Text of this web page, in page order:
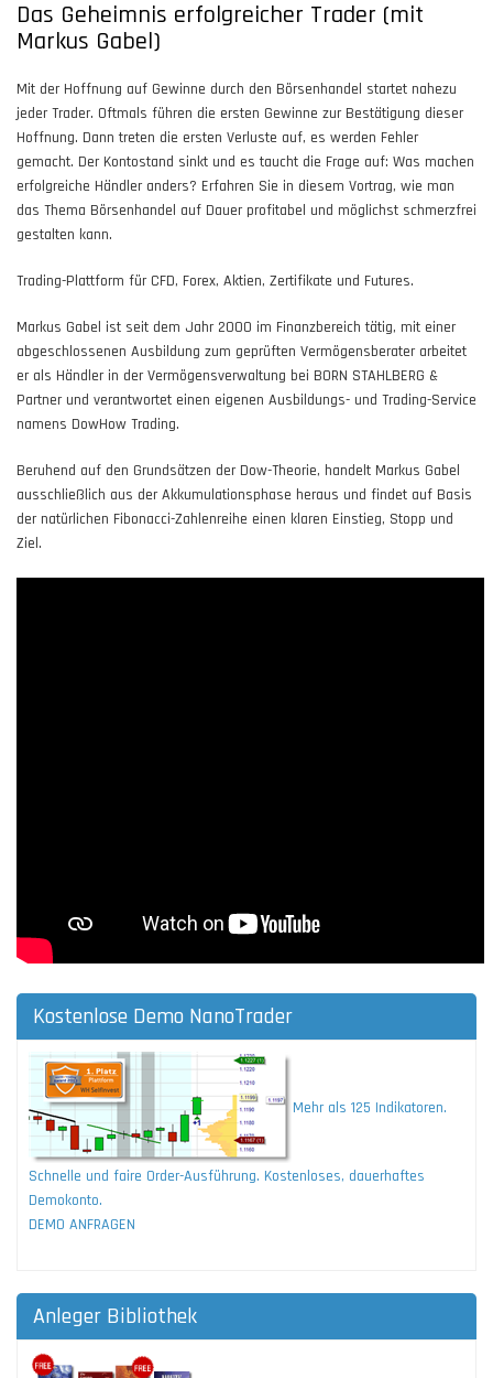
Das Geheimnis erfolgreicher Trader (mit
Markus Gabel)
Mit der Hoffnung auf Gewinne durch den Börsenhandel startet nahezu
jeder Trader. Oftmals führen die ersten Gewinne zur Bestätigung dieser
Hoffnung. Dann treten die ersten Verluste auf, es werden Fehler
gemacht. Der Kontostand sinkt und es taucht die Frage auf: Was machen
erfolgreiche Händler anders? Erfahren Sie in diesem Vortrag, wie man
das Thema Börsenhandel auf Dauer profitabel und möglichst schmerzfrei
gestalten kann.
Trading-Plattform für CFD, Forex, Aktien, Zertifikate und Futures.
Markus Gabel ist seit dem Jahr 2000 im Finanzbereich tätig, mit einer
abgeschlossenen Ausbildung zum geprüften Vermögensberater arbeitet
er als Händler in der Vermögensverwaltung bei BORN STAHLBERG &
Partner und verantwortet einen eigenen Ausbildungs- und Trading-Service
namens DowHow Trading.
Beruhend auf den Grundsätzen der Dow-Theorie, handelt Markus Gabel
ausschließlich aus der Akkumulationsphase heraus und findet auf Basis
der natürlichen Fibonacci-Zahlenreihe einen klaren Einstieg, Stopp und
Ziel.
Kostenlose Demo NanoTrader
Mehr als 125 Indikatoren.
Schnelle und faire Order-Ausführung. Kostenloses, dauerhaftes
Demokonto.
DEMO ANFRAGEN
Anleger Bibliothek